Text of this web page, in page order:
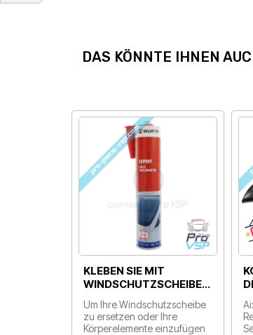
DAS KÖNNTE IHNEN
KLEBEN SIE MIT
WINDSCHUTZSCHEIBE…
Um Ihre Windschutzscheibe
zu ersetzen oder Ihre
Körperelemente einzufügen